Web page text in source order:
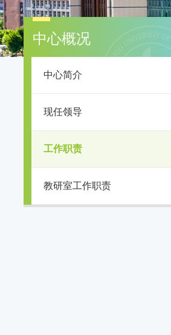
中心概况
中心简介
现任领导
工作职责
教研室工作职责